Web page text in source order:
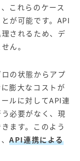
これらのケース
が可能です。API
されるため、デ
ん。
の状態からアプ
膨大なコストが
ルに対してAPI連
必要がなく、現
ます。このよう
API連携による